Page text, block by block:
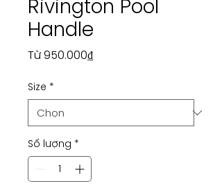
Rivington Pool
Handle
Từ950.000₫Giá
Size *
Số lượng *